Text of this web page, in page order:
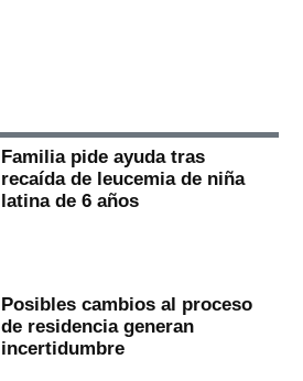
Familia pide ayuda tras
recaída de leucemia de niña
latina de 6 años
Posibles cambios al proceso
de residencia generan
incertidumbre